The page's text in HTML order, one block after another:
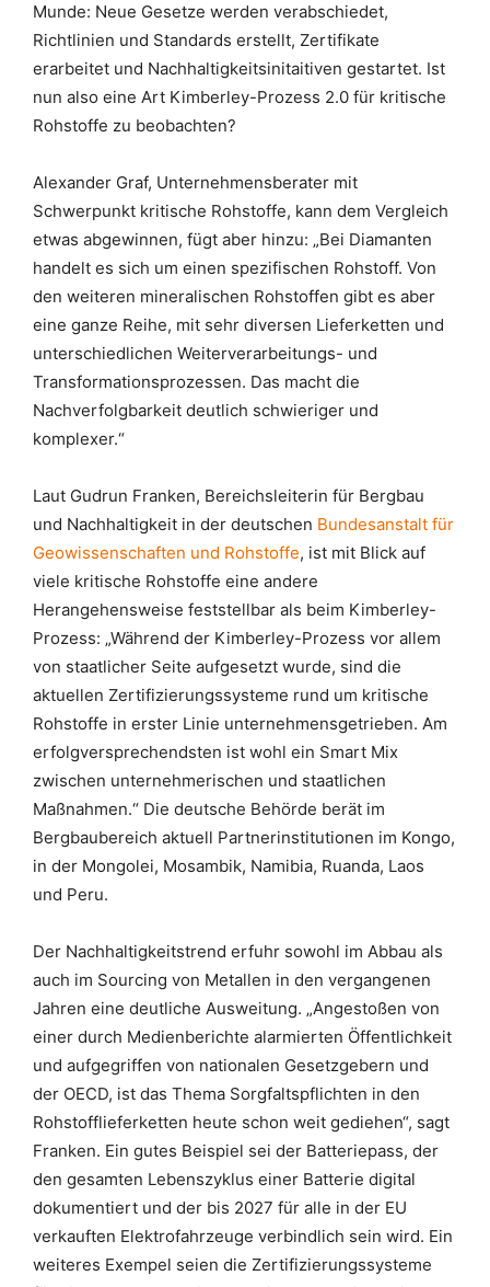
Munde: Neue Gesetze werden verabschiedet,
Richtlinien und Standards erstellt, Zertifikate
erarbeitet und Nachhaltigkeitsinitaitiven gestartet. Ist
nun also eine Art Kimberley-Prozess 2.0 für kritische
Rohstoffe zu beobachten?
Alexander Graf, Unternehmensberater mit
Schwerpunkt kritische Rohstoffe, kann dem Vergleich
etwas abgewinnen, fügt aber hinzu: „Bei Diamanten
handelt es sich um einen spezifischen Rohstoff. Von
den weiteren mineralischen Rohstoffen gibt es aber
eine ganze Reihe, mit sehr diversen Lieferketten und
unterschiedlichen Weiterverarbeitungs- und
Transformationsprozessen. Das macht die
Nachverfolgbarkeit deutlich schwieriger und
komplexer.“
Laut Gudrun Franken, Bereichsleiterin für Bergbau
und Nachhaltigkeit in der deutschen Bundesanstalt für
Geowissenschaften und Rohstoffe, ist mit Blick auf
viele kritische Rohstoffe eine andere
Herangehensweise feststellbar als beim Kimberley-
Prozess: „Während der Kimberley-Prozess vor allem
von staatlicher Seite aufgesetzt wurde, sind die
aktuellen Zertifizierungssysteme rund um kritische
Rohstoffe in erster Linie unternehmensgetrieben. Am
erfolgversprechendsten ist wohl ein Smart Mix
zwischen unternehmerischen und staatlichen
Maßnahmen.“ Die deutsche Behörde berät im
Bergbaubereich aktuell Partnerinstitutionen im Kongo,
in der Mongolei, Mosambik, Namibia, Ruanda, Laos
und Peru.
Der Nachhaltigkeitstrend erfuhr sowohl im Abbau als
auch im Sourcing von Metallen in den vergangenen
Jahren eine deutliche Ausweitung. „Angestoßen von
einer durch Medienberichte alarmierten Öffentlichkeit
und aufgegriffen von nationalen Gesetzgebern und
der OECD, ist das Thema Sorgfaltspflichten in den
Rohstofflieferketten heute schon weit gediehen“, sagt
Franken. Ein gutes Beispiel sei der Batteriepass, der
den gesamten Lebenszyklus einer Batterie digital
dokumentiert und der bis 2027 für alle in der EU
verkauften Elektrofahrzeuge verbindlich sein wird. Ein
weiteres Exempel seien die Zertifizierungssysteme